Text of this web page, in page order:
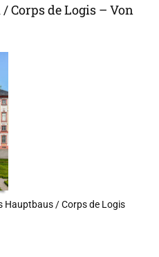
Corps de Logis – Von
Hauptbaus / Corps de Logis